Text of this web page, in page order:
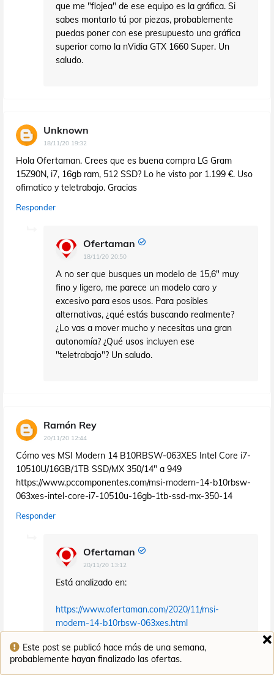
Este post se publicó hace más de una semana,
probablemente hayan finalizado las ofertas.
que me "flojea" de ese equipo es la gráfica. Si
sabes montarlo tú por piezas, probablemente
puedas poner con ese presupuesto una gráfica
superior como la nVidia GTX 1660 Super. Un
saludo.
Unknown
18/11/20 19:32
Hola Ofertaman. Crees que es buena compra LG Gram
15Z90N, i7, 16gb ram, 512 SSD? Lo he visto por 1.199 €. Uso
ofimatico y teletrabajo. Gracias
Responder
Ofertaman
18/11/20 20:50
A no ser que busques un modelo de 15,6" muy
fino y ligero, me parece un modelo caro y
excesivo para esos usos. Para posibles
alternativas, ¿qué estás buscando realmente?
¿Lo vas a mover mucho y necesitas una gran
autonomía? ¿Qué usos incluyen ese
"teletrabajo"? Un saludo.
Ramón Rey
20/11/20 12:44
Cómo ves MSI Modern 14 B10RBSW-063XES Intel Core i7-
10510U/16GB/1TB SSD/MX 350/14" a 949
https://www.pccomponentes.com/msi-modern-14-b10rbsw-
063xes-intel-core-i7-10510u-16gb-1tb-ssd-mx-350-14
Responder
Ofertaman
20/11/20 13:12
Está analizado en:
https://www.ofertaman.com/2020/11/msi-
modern-14-b10rbsw-063xes.html
Ya dependerá de si se adapta o no a tus
necesidades.